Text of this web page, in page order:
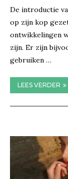
De introductie
op zijn kop
ontwikkelingen
zijn. Er zijn
gebruiken …
LEES VERDER